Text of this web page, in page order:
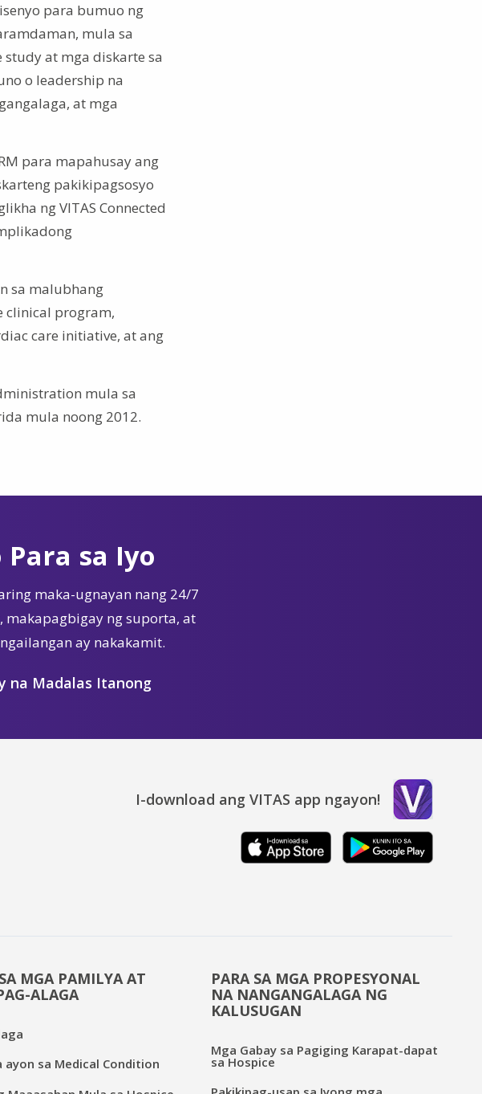
para bumuo ng
mula sa
at mga diskarte sa
o leadership na
at mga
para mapahusay ang
pakikipagsosyo
ng VITAS Connected
sa malubhang
clinical program,
care initiative, at ang
mula sa
mula noong 2012.
sa Iyo
maka-ugnayan nang 24/7
makapagbigay ng suporta, at
ay nakakamit.
na Madalas Itanong
I-download ang VITAS app ngayon!
MGA PAMILYA AT
ALAGA
ayon sa Medical Condition
PARA SA MGA PROPESYONAL
NA NANGANGALAGA NG
KALUSUGAN
Mga Gabay sa Pagiging Karapat-dapat
sa Hospice